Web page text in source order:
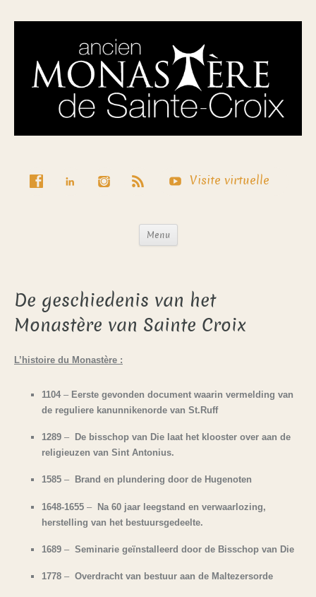
Visite virtuelle
Menu
De geschiedenis van het
Monastère van Sainte Croix
L’histoire du Monastère :
1104 – Eerste gevonden document waarin vermelding van
de reguliere kanunnikenorde van St.Ruff
1289 – De bisschop van Die laat het klooster over aan de
religieuzen van Sint Antonius.
1585 – Brand en plundering door de Hugenoten
1648-1655 – Na 60 jaar leegstand en verwaarlozing,
herstelling van het bestuursgedeelte.
1689 – Seminarie geïnstalleerd door de Bisschop van Die
1778 – Overdracht van bestuur aan de Maltezersorde